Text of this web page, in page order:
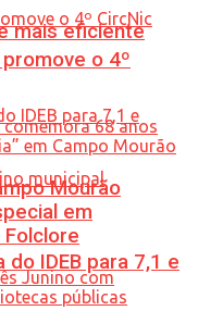
mais eficiente
IDEB para 7,1 e
o 4º
Mourão
em